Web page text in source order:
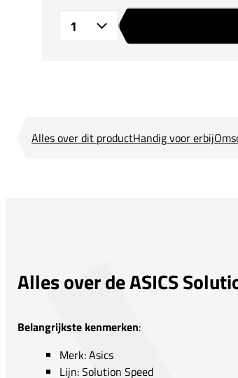
Alles over dit productHandig voor erbij
Alles over de ASICS
Belangrijkste kenmerken:
Merk: Asics
Lijn: Solution Speed